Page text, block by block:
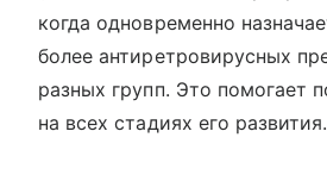
когда одновременно
более антиретровирусных
разных групп. Это помогает
на всех стадиях его развития.